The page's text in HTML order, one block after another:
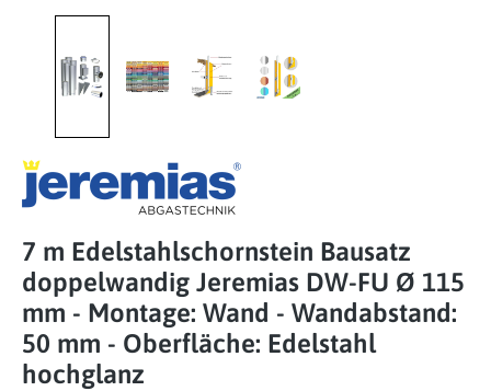
7 m Edelstahlschornstein Bausatz
doppelwandig Jeremias DW-FU Ø 115
mm - Montage: Wand - Wandabstand:
50 mm - Oberfläche: Edelstahl
hochglanz